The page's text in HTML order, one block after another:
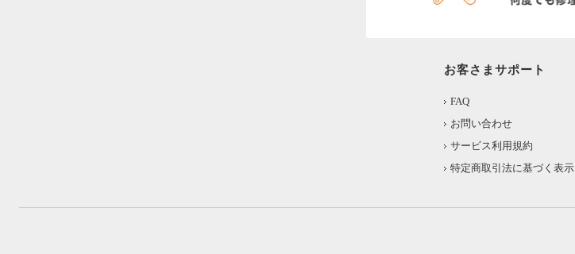
お客さまサポート
FAQ
お問い合わせ
サービス利用規約
特定商取引法に基づく表示